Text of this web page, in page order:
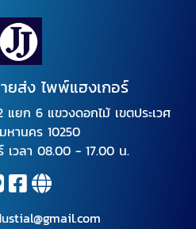
ยส่ง ไพพ์แฮงเกอร์
ยก 6 แขวงดอกไม้ เขตประเวศ
หานคร 10250
เวลา 08.00 - 17.00 น.